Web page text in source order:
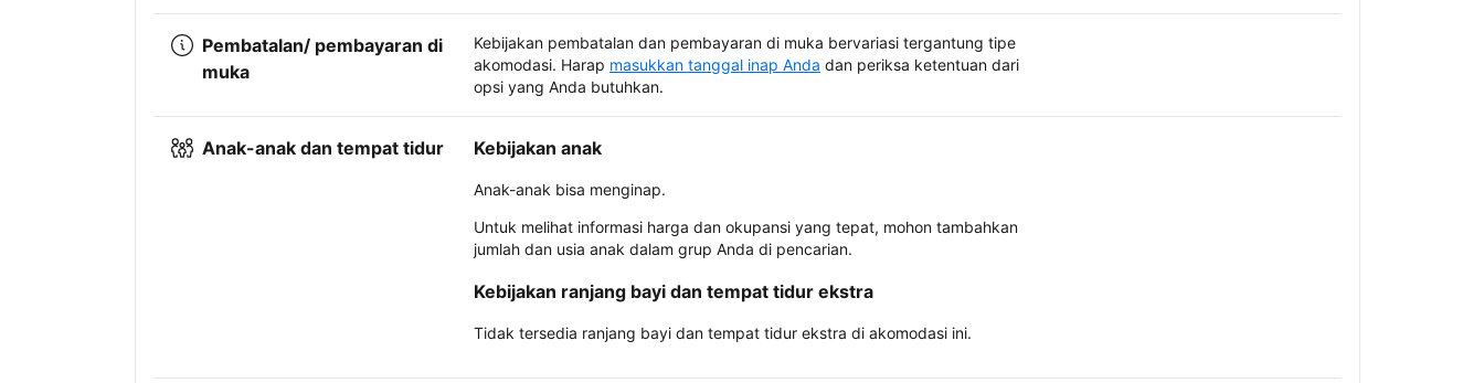
Pembatalan/ pembayaran di
muka
Kebijakan pembatalan dan pembayaran di muka bervariasi tergantung tipe
akomodasi. Harap masukkan tanggal inap Anda dan periksa ketentuan dari
opsi yang Anda butuhkan.
Anak-anak dan tempat tidur Kebijakan anak
Anak-anak bisa menginap.
Untuk melihat informasi harga dan okupansi yang tepat, mohon tambahkan
jumlah dan usia anak dalam grup Anda di pencarian.
Kebijakan ranjang bayi dan tempat tidur ekstra
Tidak tersedia ranjang bayi dan tempat tidur ekstra di akomodasi ini.